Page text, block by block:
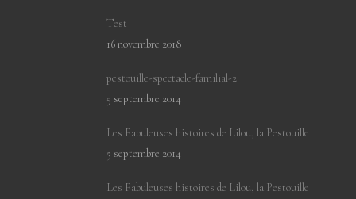
Test
16 novembre 2018
pestouille-spectacle-familial-2
5 septembre 2014
Les Fabuleuses histoires de Lilou, la Pestouille
5 septembre 2014
Les Fabuleuses histoires de Lilou, la Pestouille